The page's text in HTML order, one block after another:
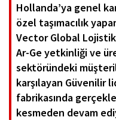
Hollanda’ya genel
özel taşımacılık
Vector Global
Ar-Ge yetkinliği ve
sektöründeki
karşılayan Güvenilir
fabrikasında
kesmeden devam